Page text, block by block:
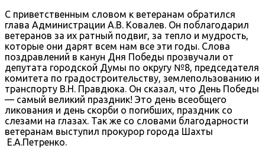
С приветственным словом к ветеранам обратился
глава Администрации А.В. Ковалев. Он поблагодарил
ветеранов за их ратный подвиг, за тепло и мудрость,
которые они дарят всем нам все эти годы. Слова
поздравлений в канун Дня Победы прозвучали от
депутата городской Думы по округу №8, председателя
комитета по градостроительству, землепользованию и
транспорту В.Н. Правдюка. Он сказал, что День Победы
— самый великий праздник! Это день всеобщего
ликования и день скорби о погибших, праздник со
слезами на глазах. Так же со словами благодарности
ветеранам выступил прокурор города Шахты
Е.А.Петренко.